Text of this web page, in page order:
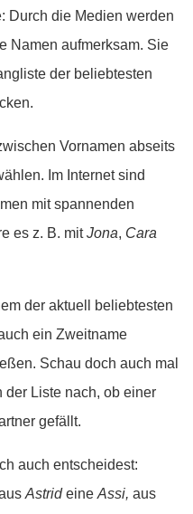
Durch die Medien werden
Namen aufmerksam. Sie
der beliebtesten
Vornamen abseits
Im Internet sind
mit spannenden
es z. B. mitJona, Cara
der aktuell beliebtesten
ein Zweitname
Schau doch auch mal
der Liste nach, ob einer
gefällt.
auch entscheidest:
Astrideine Assi, aus